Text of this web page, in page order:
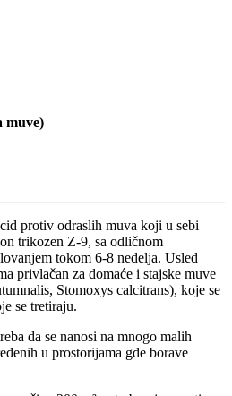
muve)
protiv odraslih muva koji u sebi
trikozen Z-9, sa odličnom
tokom 6-8 nedelja. Usled
privlačan za domaće i stajske muve
Stomoxys calcitrans), koje se
se tretiraju.
da se nanosi na mnogo malih
u prostorijama gde borave